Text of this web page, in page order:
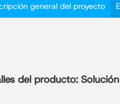
general del proyecto
del producto: